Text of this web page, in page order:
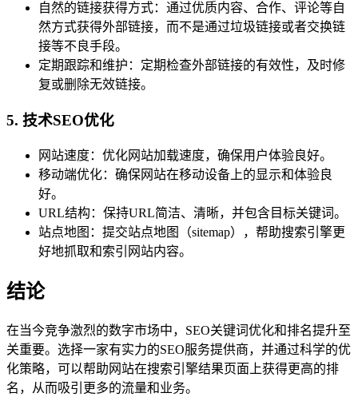
自然的链接获得方式：通过优质内容、合作、评论等自
然方式获得外部链接，而不是通过垃圾链接或者交换链
接等不良手段。
定期跟踪和维护：定期检查外部链接的有效性，及时修
复或删除无效链接。
5. 技术SEO优化
网站速度：优化网站加载速度，确保用户体验良好。
移动端优化：确保网站在移动设备上的显示和体验良
好。
URL结构：保持URL简洁、清晰，并包含目标关键词。
站点地图：提交站点地图（sitemap），帮助搜索引擎更
好地抓取和索引网站内容。
结论
在当今竞争激烈的数字市场中，SEO关键词优化和排名提升至
关重要。选择一家有实力的SEO服务提供商，并通过科学的优
化策略，可以帮助网站在搜索引擎结果页面上获得更高的排
名，从而吸引更多的流量和业务。